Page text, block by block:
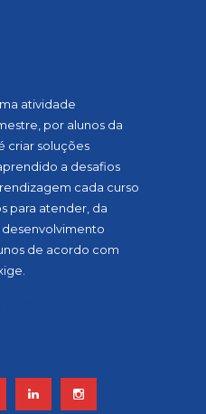
atividade
por alunos da
criar soluções
a desafios
cada curso
para atender, da
de acordo com